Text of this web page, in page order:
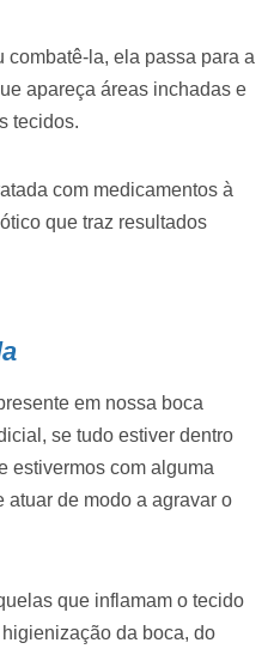
la, ela passa para a
apareça áreas inchadas e
tecidos.
com medicamentos à
que traz resultados
em nossa boca
se tudo estiver dentro
estivermos com alguma
de modo a agravar o
que inflamam o tecido
da boca, do